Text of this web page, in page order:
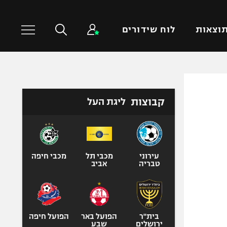
תוצאות לוח שידורים
טניס
כדורעף
ספורט אולימפי
קבוצות ליגת העל
עירוני
טבריה
מכבי תל
אביב
מכבי חיפה
בית"ר
ירושלים
הפועל באר
שבע
הפועל חיפה